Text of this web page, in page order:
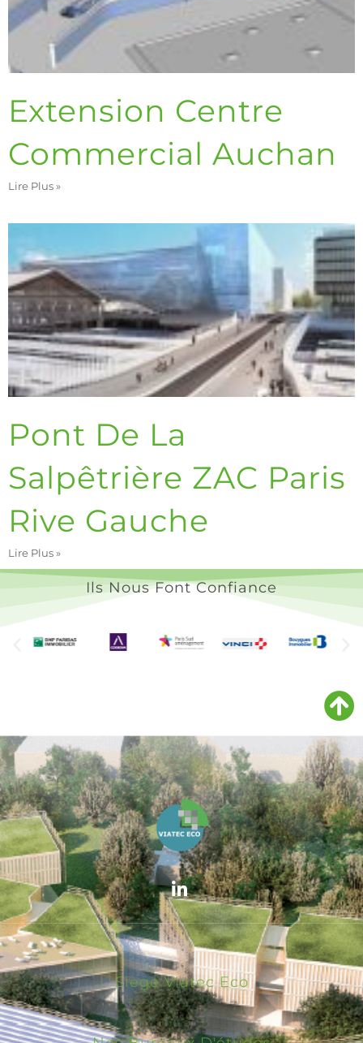
Extension Centre
Commercial Auchan
Lire Plus »
Pont De La
Salpêtrière ZAC Paris
Rive Gauche
Lire Plus »
Ils Nous Font Confiance
Siege Viatec Eco